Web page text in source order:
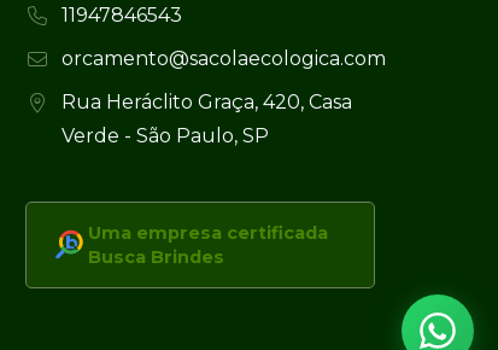
11947846543
orcamento@sacolaecologica.com
Rua Heráclito Graça, 420, Casa
Verde - São Paulo, SP
Uma empresa certificada
Busca Brindes